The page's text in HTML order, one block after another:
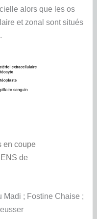
alors que les os
et zonal sont situés
en coupe
de
Madi ; Fostine Chaise ;